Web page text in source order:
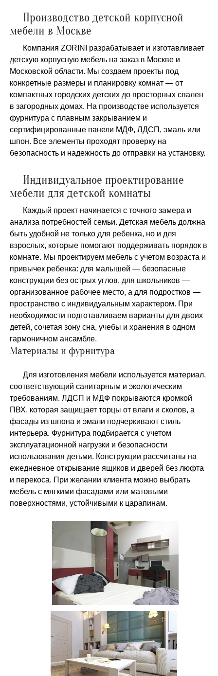
Производство детской корпусной
мебели в Москве
Компания ZORINI разрабатывает и изготавливает
детскую корпусную мебель на заказ в Москве и
Московской области. Мы создаем проекты под
конкретные размеры и планировку комнат — от
компактных городских детских до просторных спален
в загородных домах. На производстве используется
фурнитура с плавным закрыванием и
сертифицированные панели МДФ, ЛДСП, эмаль или
шпон. Все элементы проходят проверку на
безопасность и надежность до отправки на установку.
Индивидуальное проектирование
мебели для детской комнаты
Каждый проект начинается с точного замера и
анализа потребностей семьи. Детская мебель должна
быть удобной не только для ребенка, но и для
взрослых, которые помогают поддерживать порядок в
комнате. Мы проектируем мебель с учетом возраста и
привычек ребенка: для малышей — безопасные
конструкции без острых углов, для школьников —
организованное рабочее место, а для подростков —
пространство с индивидуальным характером. При
необходимости подготавливаем варианты для двоих
детей, сочетая зону сна, учебы и хранения в одном
гармоничном ансамбле.
Материалы и фурнитура
Для изготовления мебели используется материал,
соответствующий санитарным и экологическим
требованиям. ЛДСП и МДФ покрываются кромкой
ПВХ, которая защищает торцы от влаги и сколов, а
фасады из шпона и эмали подчеркивают стиль
интерьера. Фурнитура подбирается с учетом
эксплуатационной нагрузки и безопасности
использования детьми. Конструкции рассчитаны на
ежедневное открывание ящиков и дверей без люфта
и перекоса. При желании клиента можно выбрать
мебель с мягкими фасадами или матовыми
поверхностями, устойчивыми к царапинам.